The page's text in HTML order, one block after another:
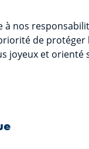
à nos
de protéger
joyeux et orienté